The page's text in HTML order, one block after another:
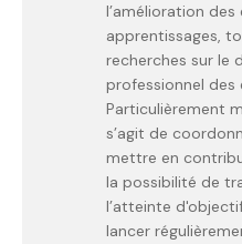
l’amélioration
apprentissages,
recherches sur le
professionnel des
Particulièrement
s’agit de
mettre en
la possibilité de
l’atteinte
lancer